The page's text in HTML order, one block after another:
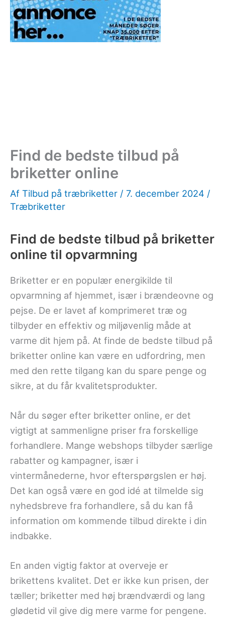
Find de bedste tilbud på
briketter online
Af Tilbud på træbriketter / 7. december 2024 /
Træbriketter
Find de bedste tilbud på briketter
online til opvarmning
Briketter er en populær energikilde til
opvarmning af hjemmet, især i brændeovne og
pejse. De er lavet af komprimeret træ og
tilbyder en effektiv og miljøvenlig måde at
varme dit hjem på. At finde de bedste tilbud på
briketter online kan være en udfordring, men
med den rette tilgang kan du spare penge og
sikre, at du får kvalitetsprodukter.
Når du søger efter briketter online, er det
vigtigt at sammenligne priser fra forskellige
forhandlere. Mange webshops tilbyder særlige
rabatter og kampagner, især i
vintermånederne, hvor efterspørgslen er høj.
Det kan også være en god idé at tilmelde sig
nyhedsbreve fra forhandlere, så du kan få
information om kommende tilbud direkte i din
indbakke.
En anden vigtig faktor at overveje er
brikettens kvalitet. Det er ikke kun prisen, der
tæller; briketter med høj brændværdi og lang
glødetid vil give dig mere varme for pengene.